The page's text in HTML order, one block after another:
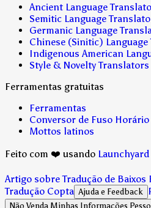
Ancient Language
Semitic Language
Germanic Language
Chinese (Sinitic)
Indigenous American
Style & Novelty Translators
Ferramentas gratuitas
Ferramentas
Conversor de Fuso Horário
Mottos latinos
Feito com ❤️ usando Launchyard
Artigo sobre Tradução de Baixos
Tradução Copta Ajuda e Feedback
Não Venda Minhas Informações